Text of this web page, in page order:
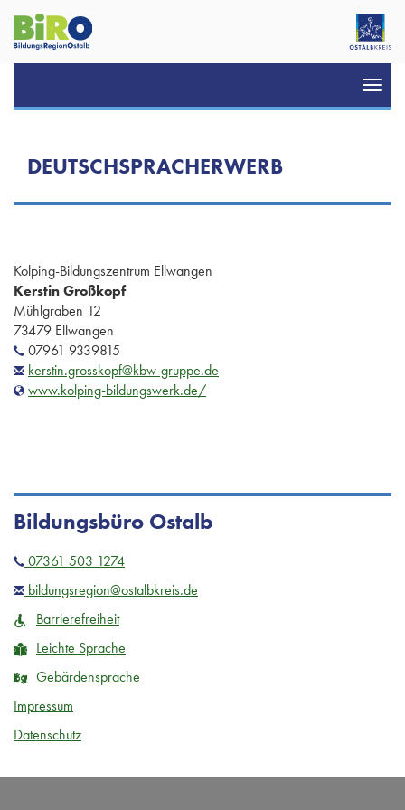
DEUTSCHSPRACHERWERB
Kolping-Bildungszentrum Ellwangen
Kerstin Großkopf
Mühlgraben 12
73479 Ellwangen
07961 9339815
kerstin.grosskopf@kbw-gruppe.de
www.kolping-bildungswerk.de/
Bildungsbüro Ostalb
07361 503 1274
bildungsregion@ostalbkreis.de
Barrierefreiheit
Leichte Sprache
Gebärdensprache
Impressum
Datenschutz